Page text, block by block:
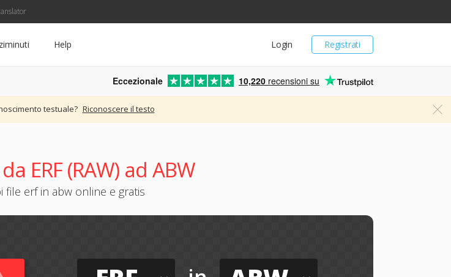
Registrati
Login
Help
Eccezionale 10,220 recensioni su
testuale? Riconoscere il testo
ERF (RAW) ad ABW
file erf in abw online e gratis